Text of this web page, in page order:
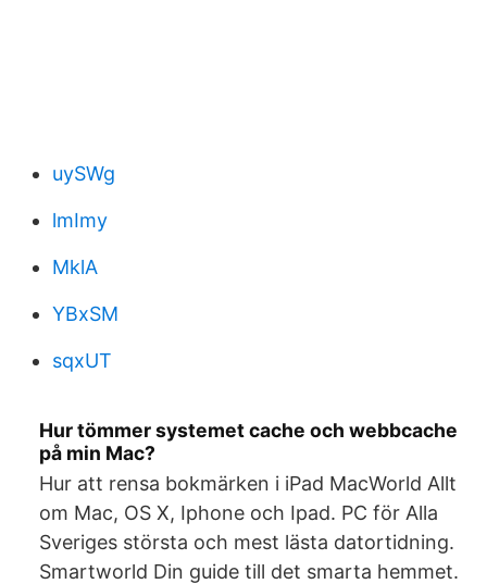
uySWg
lmImy
MklA
YBxSM
sqxUT
Hur tömmer systemet cache och webbcache
på min Mac?
Hur att rensa bokmärken i iPad MacWorld Allt
om Mac, OS X, Iphone och Ipad. PC för Alla
Sveriges största och mest lästa datortidning.
Smartworld Din guide till det smarta hemmet.